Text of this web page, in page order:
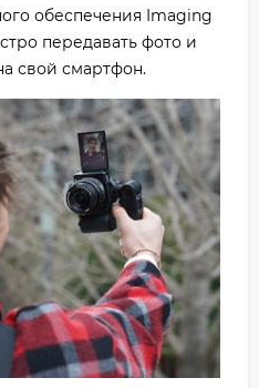
обеспечения Imaging
передавать фото и
свой смартфон.